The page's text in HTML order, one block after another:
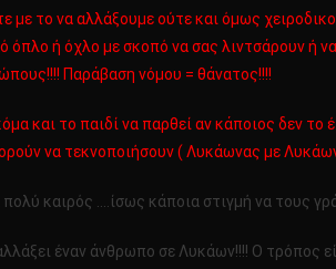
το να αλλάξουμε ούτε και όμως
ή όχλο με σκοπό να σας λιντσάρουν ή να
Παράβαση νόμου = θάνατος!!!!
το παιδί να παρθεί αν κάποιος δεν το
τεκνοποιήσουν ( Λυκάωνας με
καιρός ….ίσως κάποια στιγμή να τους
έναν άνθρωπο σε Λυκάων!!!! Ο τρόπος